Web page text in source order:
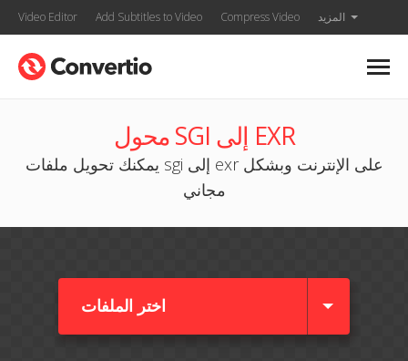
Video Editor Add Subtitles to Video Compress Video المزيد
محول SGI إلى EXR
يمكنك تحويل ملفات sgi إلى exr على الإنترنت وبشكل
مجاني
اختر الملفات